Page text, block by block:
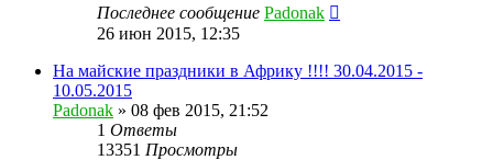
Последнее сообщение Padonak
26 июн 2015, 12:35
На майские праздники в Африку !!!! 30.04.2015 -
10.05.2015
Padonak » 08 фев 2015, 21:52
1 Ответы
13351 Просмотры